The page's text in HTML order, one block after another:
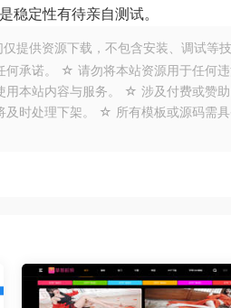
稳定性有待亲自测试。
提供资源下载，不包含安装、调试等
何承诺。 ☆ 请勿将本站资源用于任何
用本站内容与服务。 ☆ 涉及付费或赞
及时处理下架。 ☆ 所有模板或源码需